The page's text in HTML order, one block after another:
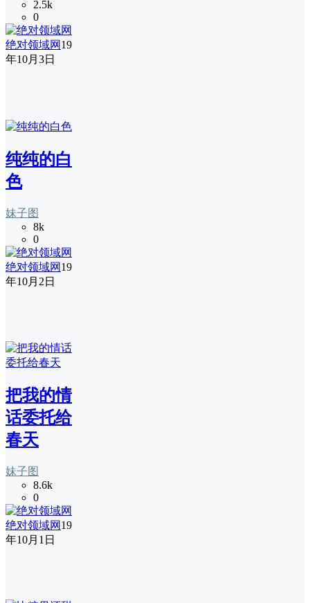
2.5k
0
绝对领域网 19
年10月3日
纯纯的白
色
妹子图
8k
0
绝对领域网 19
年10月2日
把我的情
话委托给
春天
妹子图
8.6k
0
绝对领域网 19
年10月1日